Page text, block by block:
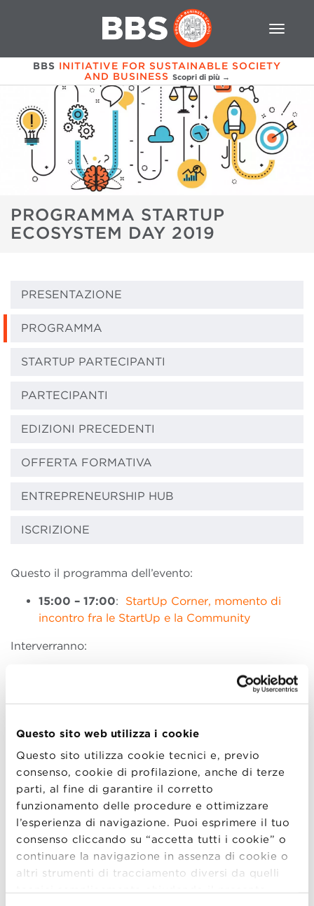
Questo sito web utilizza i cookie
Questo sito utilizza cookie tecnici e, previo
consenso, cookie di profilazione, anche di terze
parti, al fine di garantire il corretto
funzionamento delle procedure e ottimizzare
l’esperienza di navigazione. Puoi esprimere il tuo
consenso cliccando su “accetta tutti i cookie” o
continuare la navigazione in assenza di cookie o
altri strumenti di tracciamento diversi da quelli
tecnici semplicemente chiudendo il presente
BBS INITIATIVE FOR SUSTAINABLE SOCIETY
AND BUSINESS Scopri di più →
PROGRAMMA STARTUP
ECOSYSTEM DAY 2019
PRESENTAZIONE
PROGRAMMA
STARTUP PARTECIPANTI
PARTECIPANTI
EDIZIONI PRECEDENTI
OFFERTA FORMATIVA
ENTREPRENEURSHIP HUB
ISCRIZIONE
Questo il programma dell’evento:
15:00 – 17:00: StartUp Corner, momento di
incontro fra le StartUp e la Community
Interverranno:
, Direttore di Entrepreneurship HUB
Marcello Russo, Direttore del Global MBA
Alessandro Bonfiglioli, Executive Career
17:00 – 19:00 : Tavoli di Lavoro Tematici
dedicati al confronto e alla progettualità
Gli incontri saranno suddivisi in base alle4 macro-
areecorrispondenti ai track delGlobal MBAdi BBS,
ovvero:
Design, Fashion and Luxury Goods
Food and Wine